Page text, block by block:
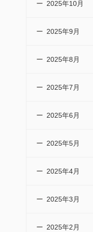
2025年10月
2025年9月
2025年8月
2025年7月
2025年6月
2025年5月
2025年4月
2025年3月
2025年2月